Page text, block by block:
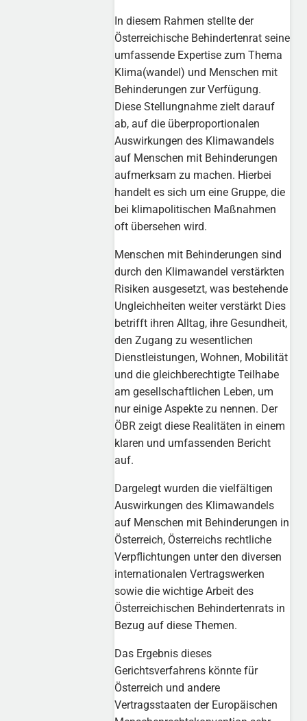
In diesem Rahmen stellte der
Österreichische Behindertenrat seine
umfassende Expertise zum Thema
Klima(wandel) und Menschen mit
Behinderungen zur Verfügung.
Diese Stellungnahme zielt darauf
ab, auf die überproportionalen
Auswirkungen des Klimawandels
auf Menschen mit Behinderungen
aufmerksam zu machen. Hierbei
handelt es sich um eine Gruppe, die
bei klimapolitischen Maßnahmen
oft übersehen wird.
Menschen mit Behinderungen sind
durch den Klimawandel verstärkten
Risiken ausgesetzt, was bestehende
Ungleichheiten weiter verstärkt Dies
betrifft ihren Alltag, ihre Gesundheit,
den Zugang zu wesentlichen
Dienstleistungen, Wohnen, Mobilität
und die gleichberechtigte Teilhabe
am gesellschaftlichen Leben, um
nur einige Aspekte zu nennen. Der
ÖBR zeigt diese Realitäten in einem
klaren und umfassenden Bericht
auf.
Dargelegt wurden die vielfältigen
Auswirkungen des Klimawandels
auf Menschen mit Behinderungen in
Österreich, Österreichs rechtliche
Verpflichtungen unter den diversen
internationalen Vertragswerken
sowie die wichtige Arbeit des
Österreichischen Behindertenrats in
Bezug auf diese Themen.
Das Ergebnis dieses
Gerichtsverfahrens könnte für
Österreich und andere
Vertragsstaaten der Europäischen